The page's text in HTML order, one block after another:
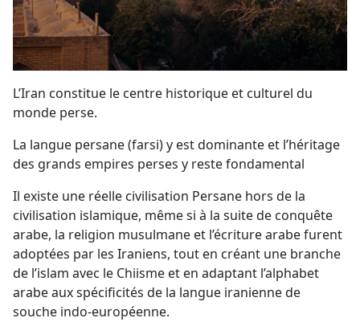
L’Iran constitue le centre historique et culturel du
monde perse.
La langue persane (farsi) y est dominante et l’héritage
des grands empires perses y reste fondamental
Il existe une réelle civilisation Persane hors de la
civilisation islamique, même si à la suite de conquête
arabe, la religion musulmane et l’écriture arabe furent
adoptées par les Iraniens, tout en créant une branche
de l’islam avec le Chiisme et en adaptant l’alphabet
arabe aux spécificités de la langue iranienne de
souche indo-européenne.